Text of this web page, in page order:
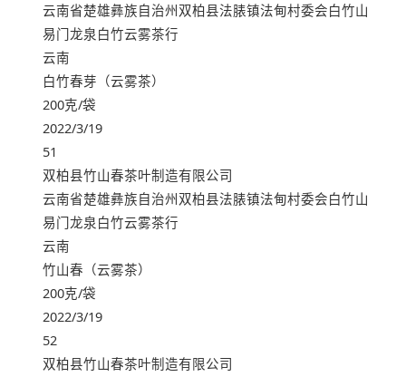
云南省楚雄彝族自治州双柏县法脿镇法甸村委会白竹山
易门龙泉白竹云雾茶行
云南
白竹春芽（云雾茶）
200克/袋
2022/3/19
51
双柏县竹山春茶叶制造有限公司
云南省楚雄彝族自治州双柏县法脿镇法甸村委会白竹山
易门龙泉白竹云雾茶行
云南
竹山春（云雾茶）
200克/袋
2022/3/19
52
双柏县竹山春茶叶制造有限公司